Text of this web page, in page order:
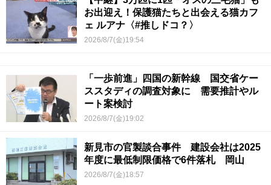
お出迎え！保護猫たちと出会える猫カフ
ェ ルアナ〈#推しドコ？〉
2026/8/7(金)19:54
「一歩前進」四国の新幹線 国交省ケー
ススタディの調査対象に 需要推計やル
ート案検討
2026/8/7(金)19:02
新見市の官製談合事件 建設会社は2025
年度に最低制限価格で6件落札 岡山
2026/8/7(金)18:57